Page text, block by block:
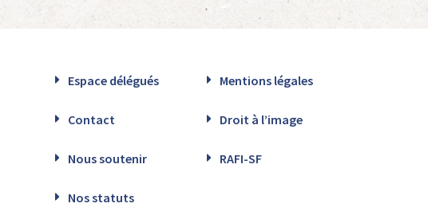
Espace délégués Mentions légales
Contact Droit à l’image
Nous soutenir RAFI-SF
Nos statuts